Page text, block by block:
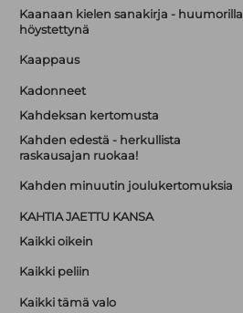
Kaanaan kielen sanakirja - huumorilla
höystettynä
Kaappaus
Kadonneet
Kahdeksan kertomusta
Kahden edestä - herkullista
raskausajan ruokaa!
Kahden minuutin joulukertomuksia
KAHTIA JAETTU KANSA
Kaikki oikein
Kaikki peliin
Kaikki tämä valo